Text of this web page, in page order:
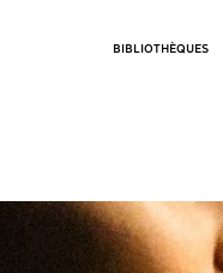
BIBLIOTHÈQUES